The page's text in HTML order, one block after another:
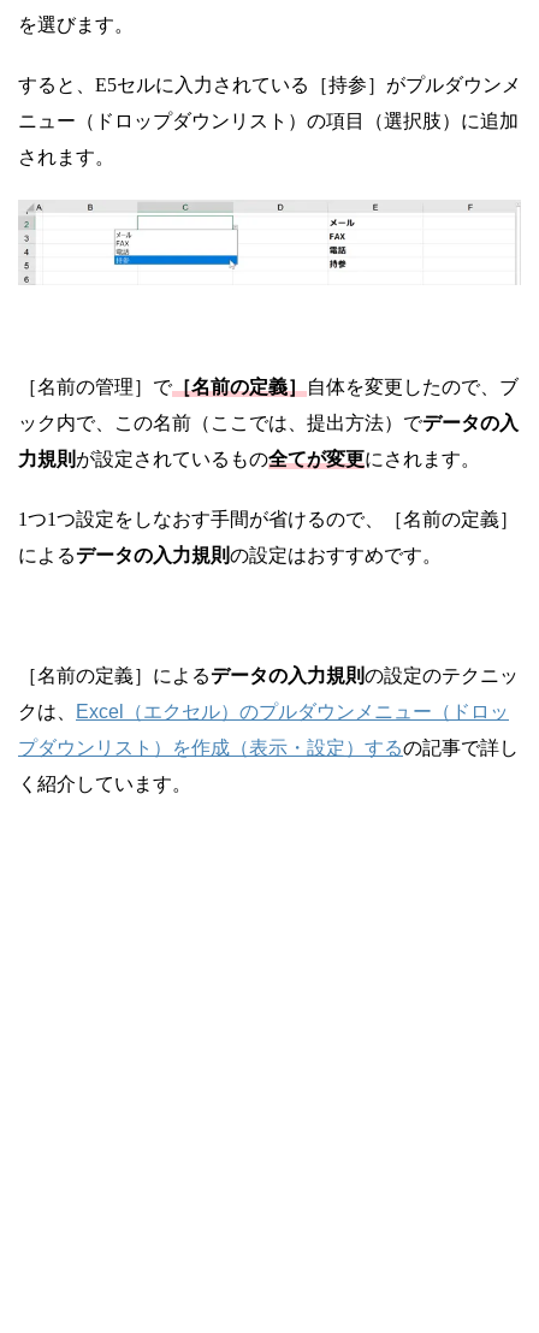
を選びます。
すると、E5セルに入力されている［持参］がプルダウンメ
ニュー（ドロップダウンリスト）の項目（選択肢）に追加
されます。
［名前の管理］で［名前の定義］自体を変更したので、ブ
ック内で、この名前（ここでは、提出方法）でデータの入
力規則 が設定されているもの全てが変更にされます。
1つ1つ設定をしなおす手間が省けるので、［名前の定義］
によるデータの入力規則の設定はおすすめです。
［名前の定義］によるデータの入力規則の設定のテクニッ
クは、
Excel（エクセル）のプルダウンメニュー（ドロッ
プダウンリスト）を作成（表示・設定）するの記事で詳し
く紹介しています。